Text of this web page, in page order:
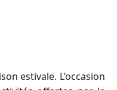
estivale. L’occasion